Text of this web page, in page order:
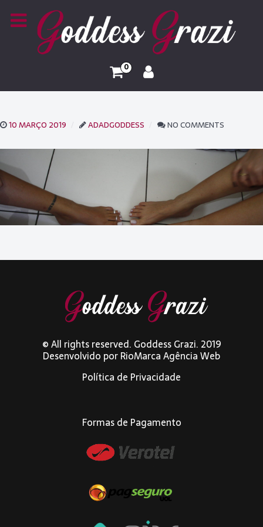
0
10 MARÇO 2019 ADADGODDESS NO COMMENTS
© All rights reserved. Goddess Grazi. 2019
Desenvolvido porRioMarca Agência Web
Política de Privacidade
Formas de Pagamento